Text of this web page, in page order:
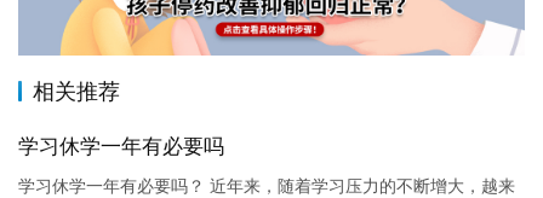
相关推荐
学习休学一年有必要吗
学习休学一年有必要吗？ 近年来，随着学习压力的不断增大，越来